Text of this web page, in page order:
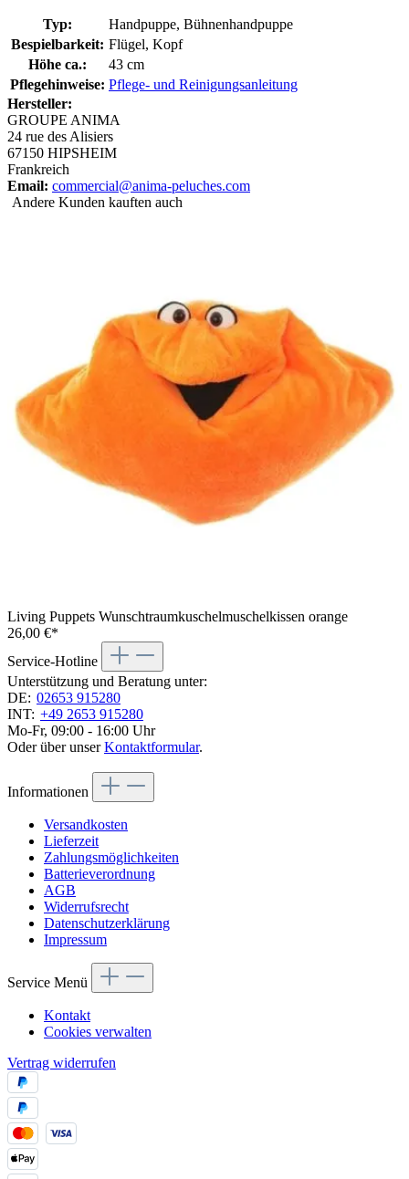
Typ:
Handpuppe, Bühnenhandpuppe
Bespielbarkeit: Flügel, Kopf
Höhe ca.:
43 cm
Pflegehinweise: Pflege- und Reinigungsanleitung
Hersteller:
GROUPE ANIMA
24 rue des Alisiers
67150 HIPSHEIM
Frankreich
Email: commercial@anima-peluches.com
Andere Kunden kauften auch
Living Puppets Wunschtraumkuschelmuschelkissen orange
26,00 €*
Service-Hotline
Unterstützung und Beratung unter:
DE: 02653 915280
INT: +49 2653 915280
Mo-Fr, 09:00 - 16:00 Uhr
Oder über unserKontaktformular.
Informationen
Versandkosten
Lieferzeit
Zahlungsmöglichkeiten
Batterieverordnung
AGB
Widerrufsrecht
Datenschutzerklärung
Impressum
Service Menü
Kontakt
Cookies verwalten
Vertrag widerrufen